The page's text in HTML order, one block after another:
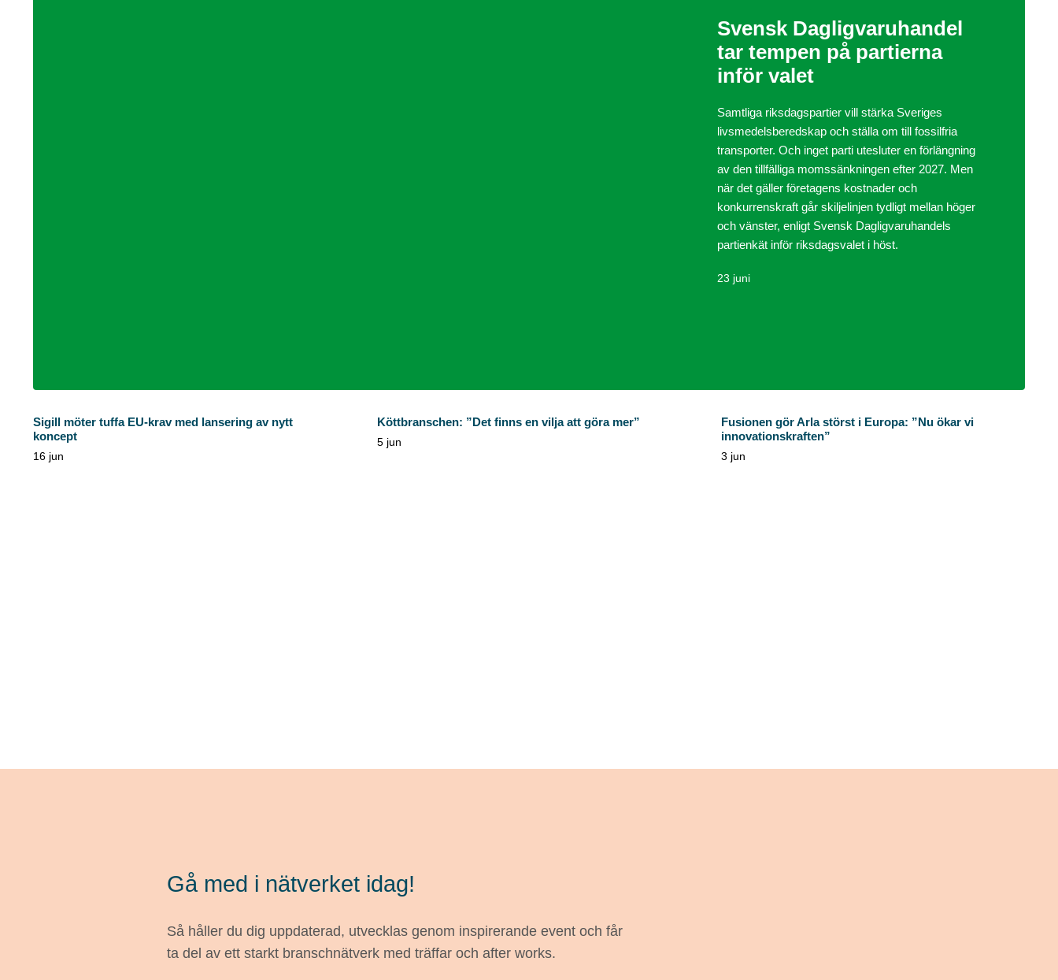
Svensk Dagligvaruhandel
tar tempen på partierna
inför valet
Samtliga riksdagspartier vill stärka Sveriges
livsmedelsberedskap och ställa om till fossilfria
transporter. Och inget parti utesluter en förlängning
av den tillfälliga momssänkningen efter 2027. Men
när det gäller företagens kostnader och
konkurrenskraft går skiljelinjen tydligt mellan höger
och vänster, enligt Svensk Dagligvaruhandels
partienkät inför riksdagsvalet i höst.
23 juni
Sigill möter tuffa EU-krav med lansering av nytt
koncept
16 jun
Köttbranschen: ”Det finns en vilja att göra mer”
5 jun
Fusionen gör Arla störst i Europa: ”Nu ökar vi
innovationskraften”
3 jun
Gå med i nätverket idag!
Så håller du dig uppdaterad, utvecklas genom inspirerande event och får
ta del av ett starkt branschnätverk med träffar och after works.